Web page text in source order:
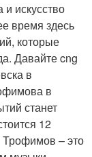
и искусство
время здесь
которые
Давайте cng
в
в
станет
12
Трофимов – это